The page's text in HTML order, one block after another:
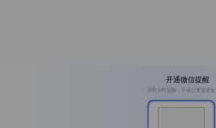
开通微信提醒
消息实时提醒，不错过重要通知